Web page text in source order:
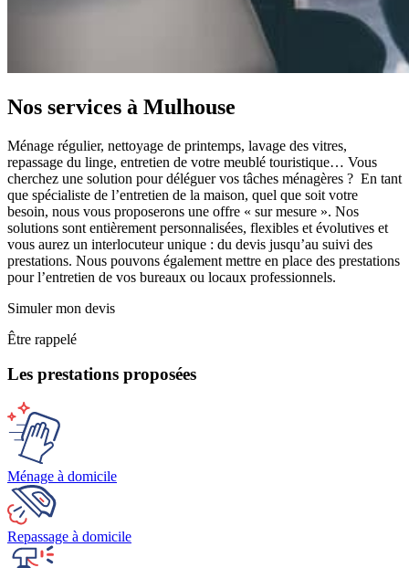
Nos services à Mulhouse
Ménage régulier, nettoyage de printemps, lavage des vitres,
repassage du linge, entretien de votre meublé touristique… Vous
cherchez une solution pour déléguer vos tâches ménagères ? En tant
que spécialiste de l’entretien de la maison, quel que soit votre
besoin, nous vous proposerons une offre « sur mesure ». Nos
solutions sont entièrement personnalisées, flexibles et évolutives et
vous aurez un interlocuteur unique : du devis jusqu’au suivi des
prestations. Nous pouvons également mettre en place des prestations
pour l’entretien de vos bureaux ou locaux professionnels.
Simuler mon devis
Être rappelé
Les prestations proposées
Ménage à domicile
Repassage à domicile